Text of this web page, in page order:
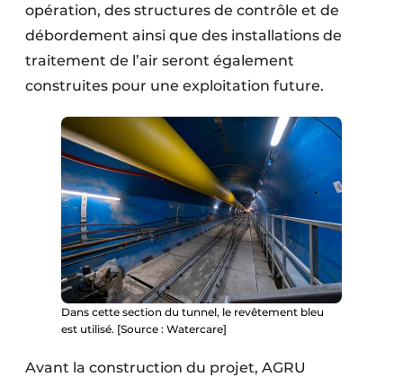
opération, des structures de contrôle et de
débordement ainsi que des installations de
traitement de l’air seront également
construites pour une exploitation future.
Dans cette section du tunnel, le revêtement bleu
est utilisé. [Source : Watercare]
Avant la construction du projet, AGRU